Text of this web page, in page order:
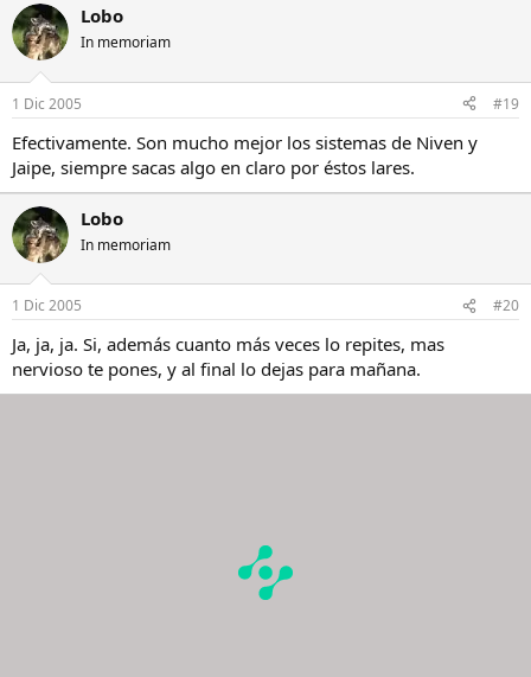
Lobo
In memoriam
1 Dic 2005 #19
Efectivamente. Son mucho mejor los sistemas de Niven y
Jaipe, siempre sacas algo en claro por éstos lares.
Lobo
In memoriam
1 Dic 2005 #20
Ja, ja, ja. Si, además cuanto más veces lo repites, mas
nervioso te pones, y al final lo dejas para mañana.